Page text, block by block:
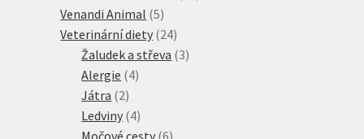
Venandi Animal 55
produktů
Veterinární diety 2424
produktů
Žaludek a střeva 33
Alergie 44
Játra 22
produkty
Ledviny 44
produkty
Močové cesty 66